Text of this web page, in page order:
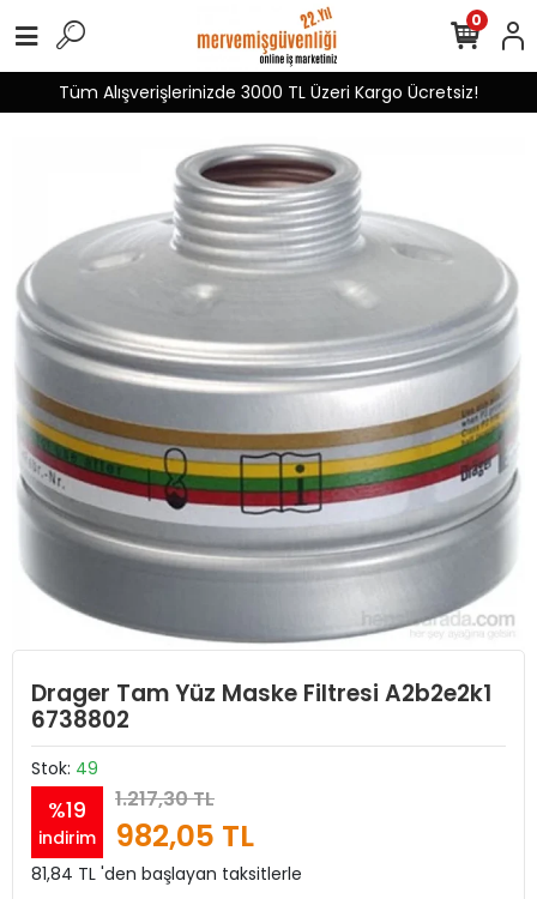
Tüm Alışverişlerinizde 3000 TL Üzeri Kargo Ücretsiz!
0
Drager Tam Yüz Maske Filtresi A2b2e2k1
6738802
Stok: 49
%19
indirim
1.217,30 TL
982,05 TL
81,84 TL 'den başlayan taksitlerle